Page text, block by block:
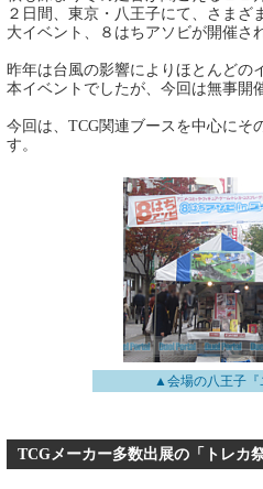
２日間、東京・八王子にて、さまざ
大イベント、８はちアソビが開催さ
昨年は台風の影響によりほとんどの
本イベントでしたが、今回は無事開
今回は、TCG関連ブースを中心にそ
す。
▲会場の八王子『
TCGメーカー多数出展の「トレカ